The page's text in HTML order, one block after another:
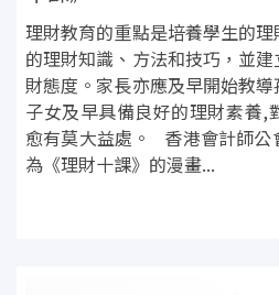
理財教育的重點是培養學生的
的理財知識、方法和技巧，並
財態度。家長亦應及早開始教
子女及早具備良好的理財素養,
愈有莫大益處。 香港會計師公
為《理財十課》的漫畫...